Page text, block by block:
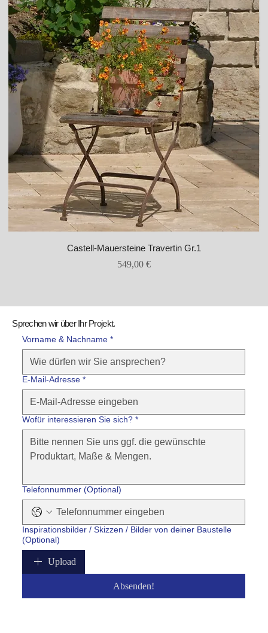
Castell-Mauersteine Travertin Gr.1
Preis
549,00 €
Vorname & Nachname *
E-Mail-Adresse *
Wofür interessieren Sie sich? *
Telefonnummer (Optional)
Inspirationsbilder / Skizzen / Bilder von deiner Baustelle
(Optional)
Upload
Absenden!
Sprechen wir über Ihr Projekt.